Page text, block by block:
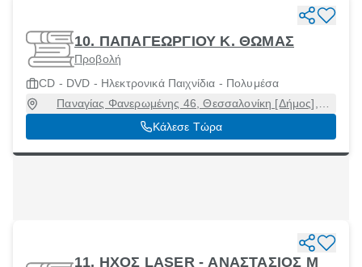
10. ΠΑΠΑΓΕΩΡΓΙΟΥ Κ. ΘΩΜΑΣ
Προβολή
CD - DVD - Ηλεκτρονικά Παιχνίδια - Πολυμέσα
Παναγίας Φανερωμένης 46, Θεσσαλονίκη [Δήμος],
Θεσσαλονίκη, 54632
Κάλεσε Τώρα
11. ΗΧΟΣ LASER - ΑΝΑΣΤΑΣΙΟΣ Μ